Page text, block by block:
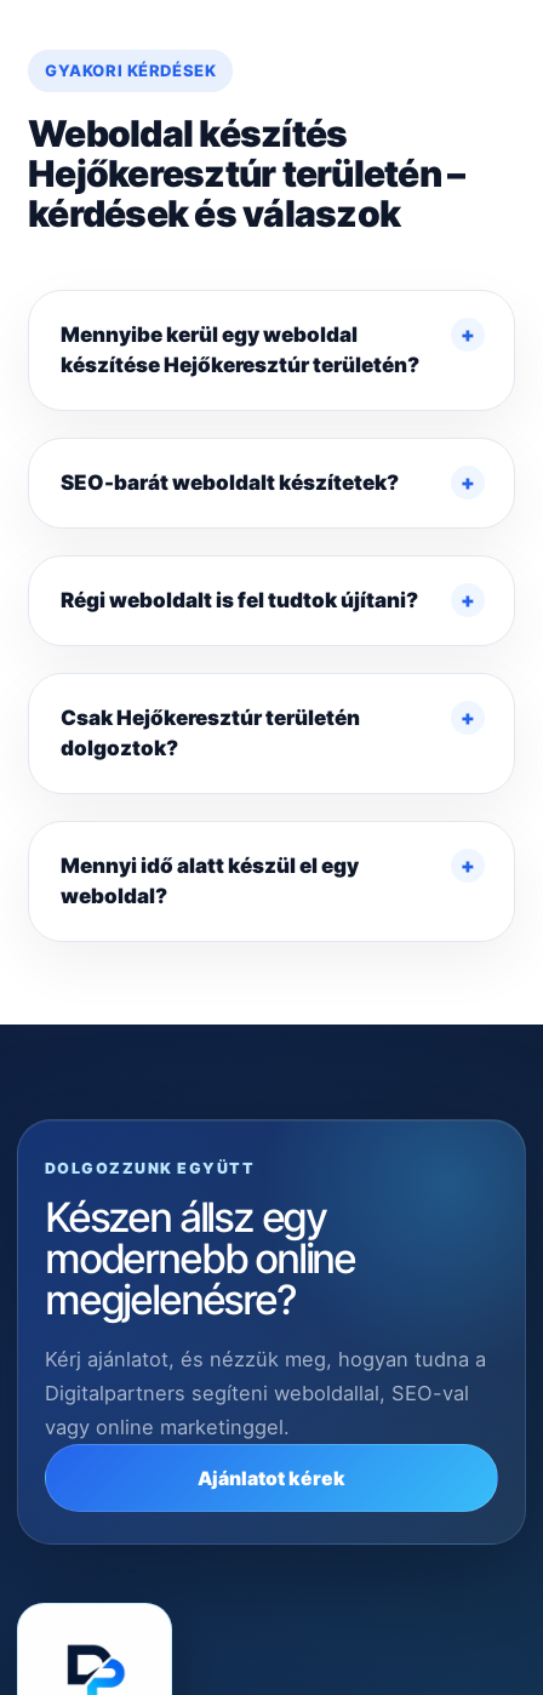
GYAKORI KÉRDÉSEK
Weboldal készítés
Hejőkeresztúr területén –
kérdések és válaszok
Mennyibe kerül egy weboldal
készítése Hejőkeresztúr területén?
SEO-barát weboldalt készítetek?
Régi weboldalt is fel tudtok újítani?
Csak Hejőkeresztúr területén
dolgoztok?
Mennyi idő alatt készül el egy
weboldal?
DOLGOZZUNK EGYÜTT
Készen állsz egy
modernebb online
megjelenésre?
Kérj ajánlatot, és nézzük meg, hogyan tudna a
Digitalpartners segíteni weboldallal, SEO-val
vagy online marketinggel.
Ajánlatot kérek